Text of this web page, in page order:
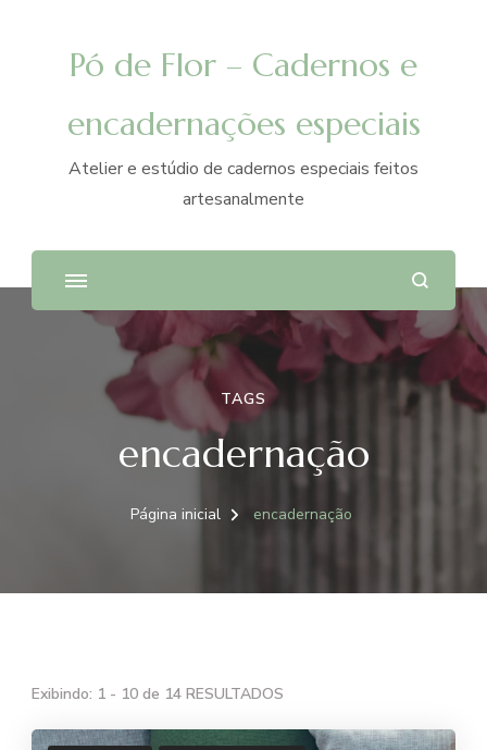
Pó de Flor – Cadernos e
encadernações especiais
Atelier e estúdio de cadernos especiais feitos
artesanalmente
TAGS
encadernação
Página inicial encadernação
Exibindo: 1 - 10 de 14 RESULTADOS